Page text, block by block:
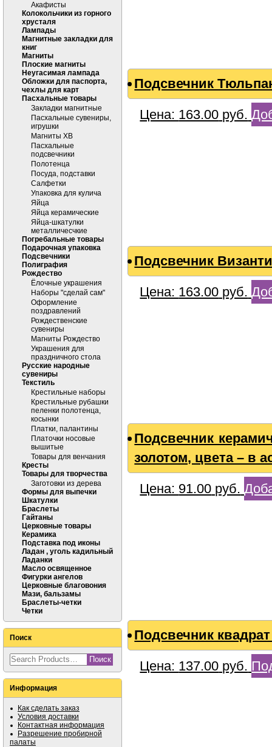
Акафисты
Колокольчики из горного
хрусталя
Лампады
Магнитные закладки для
книг
Магниты
Плоские магниты
Неугасимая лампада
Обложки для паспорта,
чехлы для карт
Пасхальные товары
Закладки магнитные
Пасхальные сувениры,
игрушки
Магниты ХВ
Пасхальные
подсвечники
Полотенца
Посуда, подставки
Салфетки
Упаковка для кулича
Яйца
Яйца керамические
Яйца-шкатулки
металличесчкие
Погребальные товары
Подарочная упаковка
Подсвечники
Полиграфия
Рождество
Ёлочные украшения
Наборы "сделай сам"
Оформление
поздравлений
Рождественские
сувениры
Магниты Рождество
Украшения для
праздничного стола
Русские народные
сувениры
Текстиль
Крестильные наборы
Крестильные рубашки
пеленки полотенца,
косынки
Платки, палантины
Платочки носовые
вышитые
Товары для венчания
Кресты
Товары для творчества
Заготовки из дерева
Формы для выпечки
Шкатулки
Браслеты
Гайтаны
Церковные товары
Керамика
Подставка под иконы
Ладан , уголь кадильный
Ладанки
Масло освященное
Фигурки ангелов
Церковные благовония
Мази, бальзамы
Браслеты-четки
Четки
Поиск
Информация
Как сделать заказ
Условия доставки
Контактная информация
Разрешение пробирной
палаты
Подсвечник
Цена: 163.00 руб.
Подсвечник
Цена: 163.00 руб.
Подсвечник
золотом, цвета – в
Цена: 91.00 руб.
Подсвечник
Цена: 137.00 руб.